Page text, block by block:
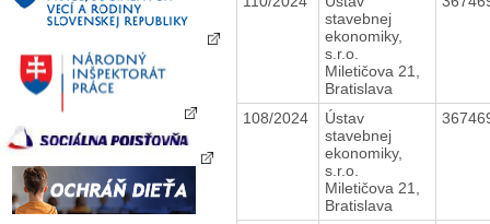
stavebnej
ekonomiky,
s.r.o.
Miletičova 21,
Bratislava
108/2024
Ústav
stavebnej
ekonomiky,
s.r.o.
Miletičova 21,
Bratislava